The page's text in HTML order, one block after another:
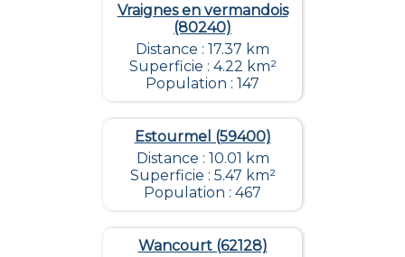
Vraignes en vermandois
(80240)
Distance : 17.37 km
Superficie : 4.22 km²
Population : 147
Estourmel (59400)
Distance : 10.01 km
Superficie : 5.47 km²
Population : 467
Wancourt (62128)